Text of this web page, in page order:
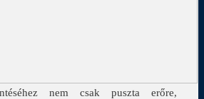
nem csak puszta erőre,